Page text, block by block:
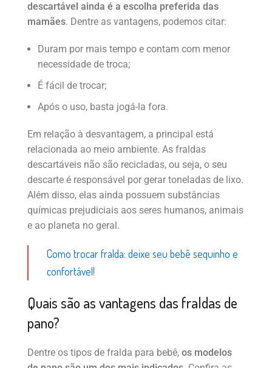
descartável ainda é a escolha preferida das
mamães. Dentre as vantagens, podemos citar:
Duram por mais tempo e contam com menor
necessidade de troca;
É fácil de trocar;
Após o uso, basta jogá-la fora.
Em relação à desvantagem, a principal está
relacionada ao meio ambiente. As fraldas
descartáveis não são recicladas, ou seja, o seu
descarte é responsável por gerar toneladas de lixo.
Além disso, elas ainda possuem substâncias
químicas prejudiciais aos seres humanos, animais
e ao planeta no geral.
Como trocar fralda: deixe seu bebê sequinho e
confortável!
Quais são as vantagens das fraldas de
pano?
Dentre os tipos de fralda para bebê, os modelos